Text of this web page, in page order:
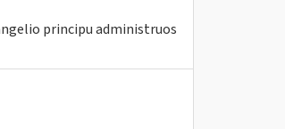
principu administruos